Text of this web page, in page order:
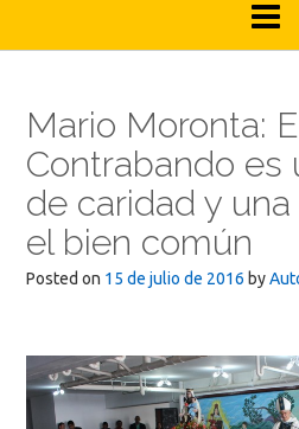
Mario Moronta:
Contrabando es
de caridad y
el bien común
Posted on 15 de julio de 2016 by